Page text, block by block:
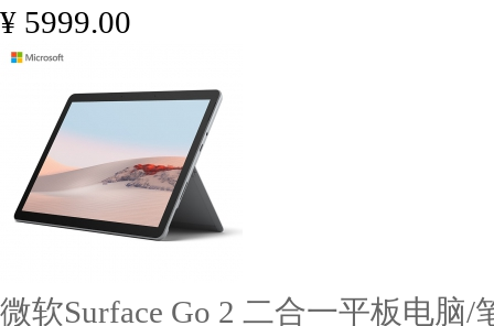
¥ 5999.00
微软Surface Go 2 二合一平板电脑/